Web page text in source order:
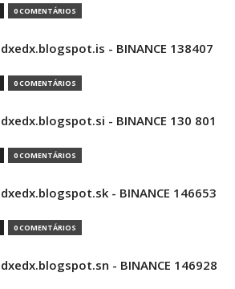
0 COMENTÁRIOS
- BINANCE 138407
0 COMENTÁRIOS
- BINANCE 130 801
0 COMENTÁRIOS
- BINANCE 146653
0 COMENTÁRIOS
- BINANCE 146928